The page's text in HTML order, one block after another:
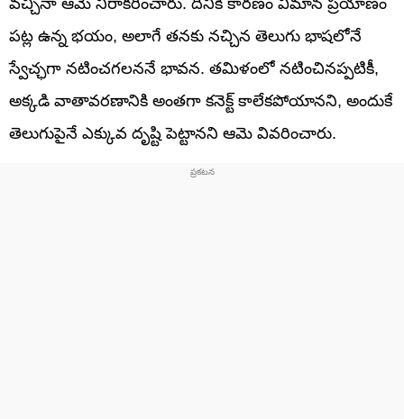
పట్ల ఉన్న భయం, అలాగే తనకు నచ్చిన తెలుగు భాషలోనే
స్వేచ్ఛగా నటించగలననే భావన. తమిళంలో నటించినప్పటికీ,
అక్కడి వాతావరణానికి అంతగా కనెక్ట్ కాలేకపోయానని, అందుకే
తెలుగుపైనే ఎక్కువ దృష్టి పెట్టానని ఆమె వివరించారు.